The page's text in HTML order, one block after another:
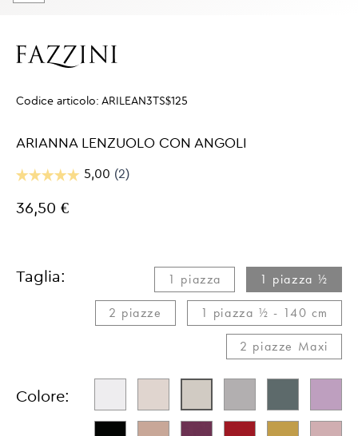
Codice articolo: ARILEAN3TS$125
ARIANNA LENZUOLO CON ANGOLI
36,50 €
Taglia: 1 piazza
1 piazza ½
2 piazze
1 piazza ½ - 140 cm
2 piazze Maxi​
Colore: